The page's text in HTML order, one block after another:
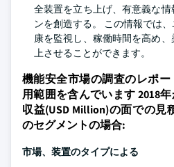
全装置を立ち上げ、有意義な
ンを創造する。 この情報では
康を監視し、稼働時間を高め
上させることができます。
機能安全市場の調査のレポ
用範囲を含んでいます 2018
収益(USD Million)の面での見
のセグメントの場合:
市場、装置のタイプによる